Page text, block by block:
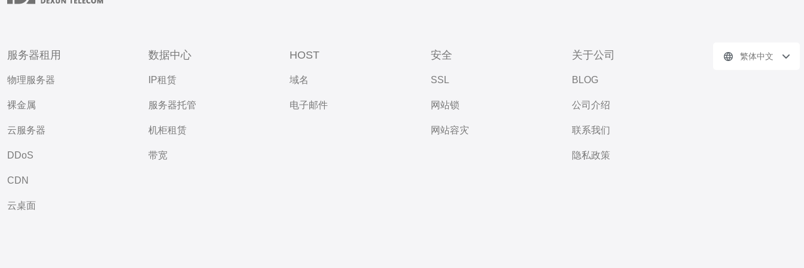
服务器租用
物理服务器
裸金属
云服务器
DDoS
CDN
云桌面
数据中心
IP租赁
服务器托管
机柜租赁
带宽
HOST
域名
电子邮件
安全
SSL
网站锁
网站容灾
关于公司
BLOG
公司介绍
联系我们
隐私政策
繁体中文